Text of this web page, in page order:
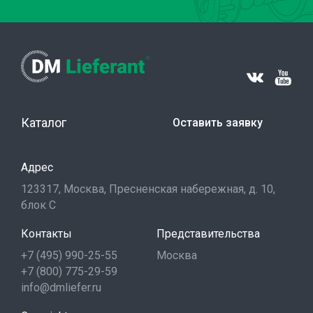
Каталог Оставить заявку
Адрес
123317, Москва, Пресненская набережная, д. 10,
блок С
Контакты
+7 (495) 990-25-55
+7 (800) 775-29-59
info@dmliefer.ru
Представительства
Москва